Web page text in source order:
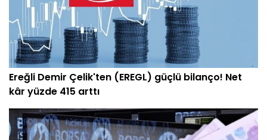
Ereğli Demir Çelik'ten (EREGL) güçlü bilanço! Net
kâr yüzde 415 arttı